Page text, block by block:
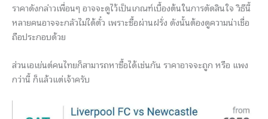
ราคาดังกล่าวเพื่อนๆ อาจจะดูไว้เป็นเกณฑ์เบื้องต้นในการตัดสินใจ วิธีนี้
หลายคนอาจจะกลัวไม่ได้ตั๋ว เพราะซื้อผ่านฝรั่ง ดังนั้นต้องดูความน่าเชื่อ
ถือประกอบด้วย
ส่วนเอเย่นต์คนไทยก็สามารถหาซื้อได้เช่นกัน ราคาอาจจะถูก หรือ แพง
กว่านี้ ก็แล้วแต่เจ้าครับ